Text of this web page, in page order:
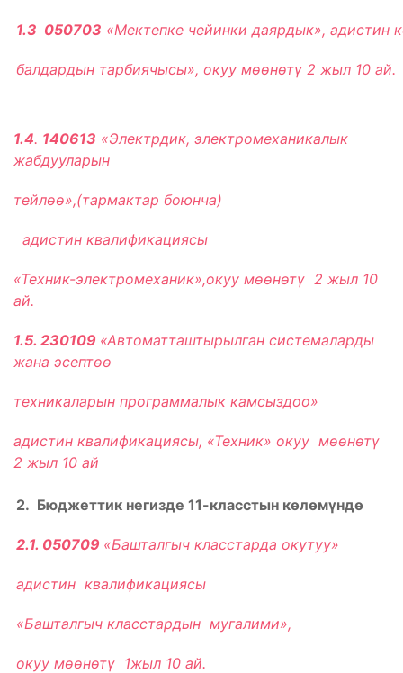
1.3 050703 «Мектепке чейинки даярдык», адистин
балдардын тарбиячысы», окуу мѳѳнѳтү 2 жыл 10 ай.
1.4. 140613 «Электрдик, электромеханикалык
жабдууларын
тейлѳѳ»,(тармактар боюнча)
адистин квалификациясы
«Техник-электромеханик»,окуу мѳѳнѳтү 2 жыл 10
ай.
1.5. 230109 «Автоматташтырылган системаларды
жана эсептөө
техникаларын программалык камсыздоо»
адистин квалификациясы, «Техник» окуу мѳѳнѳтү
2 жыл 10 ай
2. Бюджеттик негизде 11-класстын кѳлѳмүндѳ
2.1. 050709 «Башталгыч класстарда окутуу»
адистин квалификациясы
«Башталгыч класстардын мугалими»,
окуу мѳѳнѳтү 1жыл 10 ай.